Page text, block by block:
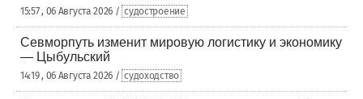
15:57 , 06 Августа 2026 / судостроение
Севморпуть изменит мировую логистику и экономику
— Цыбульский
14:19 , 06 Августа 2026 / судоходство